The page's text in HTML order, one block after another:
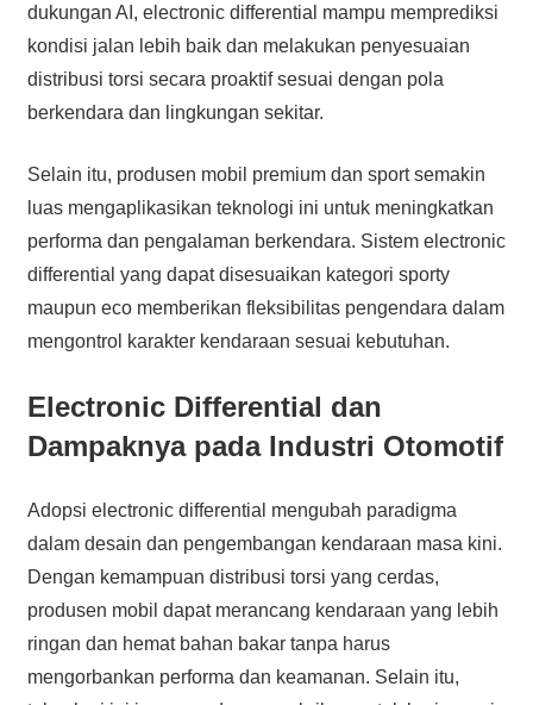
dukungan AI, electronic differential mampu memprediksi
kondisi jalan lebih baik dan melakukan penyesuaian
distribusi torsi secara proaktif sesuai dengan pola
berkendara dan lingkungan sekitar.
Selain itu, produsen mobil premium dan sport semakin
luas mengaplikasikan teknologi ini untuk meningkatkan
performa dan pengalaman berkendara. Sistem electronic
differential yang dapat disesuaikan kategori sporty
maupun eco memberikan fleksibilitas pengendara dalam
mengontrol karakter kendaraan sesuai kebutuhan.
Electronic Differential dan
Dampaknya pada Industri Otomotif
Adopsi electronic differential mengubah paradigma
dalam desain dan pengembangan kendaraan masa kini.
Dengan kemampuan distribusi torsi yang cerdas,
produsen mobil dapat merancang kendaraan yang lebih
ringan dan hemat bahan bakar tanpa harus
mengorbankan performa dan keamanan. Selain itu,